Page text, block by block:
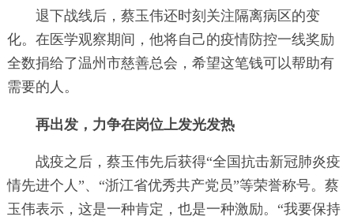
退下战线后，蔡玉伟还时刻关注隔离病区的变
化。在医学观察期间，他将自己的疫情防控一线奖励
全数捐给了温州市慈善总会，希望这笔钱可以帮助有
需要的人。
再出发，力争在岗位上发光发热
战疫之后，蔡玉伟先后获得“全国抗击新冠肺炎疫
情先进个人”、“浙江省优秀共产党员”等荣誉称号。蔡
玉伟表示，这是一种肯定，也是一种激励。“我要保持